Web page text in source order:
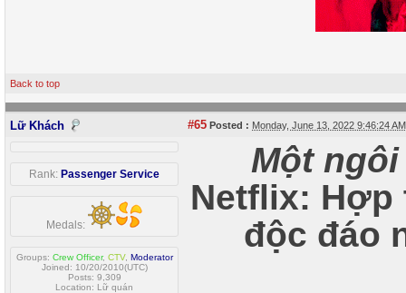
Back to top
Lữ Khách #65 Posted : Monday, June 13, 2022 9:46:24
Rank: Passenger Service
Medals:
Groups: Crew Officer, CTV, Moderator
Joined: 10/20/2010(UTC)
Posts: 9,309
Location: Lữ quán
Một
Netflix: Hợp
độc đáo